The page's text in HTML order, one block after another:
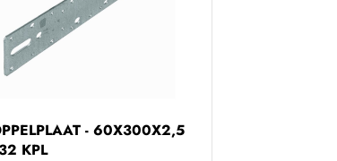
- 60X300X2,5
KPL